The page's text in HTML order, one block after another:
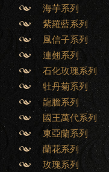
海芋系列
紫羅藍系列
風信子系列
連翹系列
石化玫瑰系列
牡丹菊系列
龍膽系列
國王萬代系列
東亞蘭系列
蘭花系列
玫瑰系列